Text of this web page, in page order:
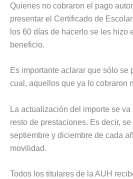
Quienes no cobraron el pago
presentar el Certificado de
los 60 días de hacerlo se les hizo
beneficio.
Es importante aclarar que sólo se
cual, aquellos que ya lo cobraron
La actualización del importe se va
resto de prestaciones. Es decir,
septiembre y diciembre de cada
movilidad.
Todos los titulares de la AUH